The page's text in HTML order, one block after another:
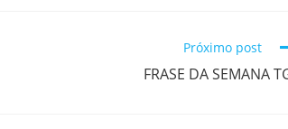
Próximo post
FRASE DA SEMANA